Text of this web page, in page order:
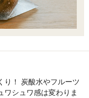
り！ 炭酸水やフルーツ
ワシュワ感は変わりま